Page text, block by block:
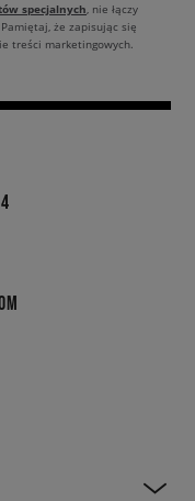
specjalnych, nie łączy
że zapisując się
treści marketingowych.